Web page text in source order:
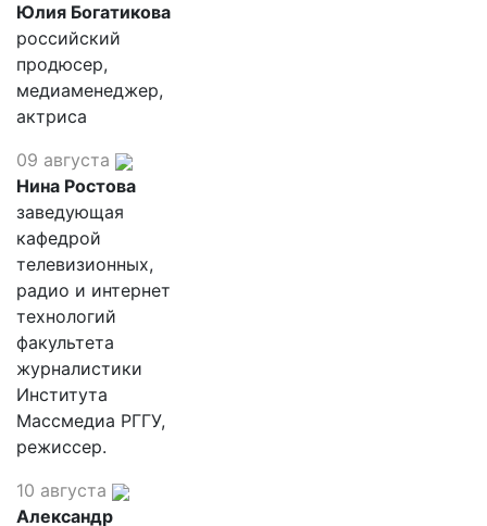
Юлия Богатикова
российский
продюсер,
медиаменеджер,
актриса
09 августа
Нина Ростова
заведующая
кафедрой
телевизионных,
радио и интернет
технологий
факультета
журналистики
Института
Массмедиа РГГУ,
режиссер.
10 августа
Александр